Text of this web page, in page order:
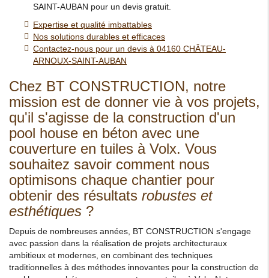
SAINT-AUBAN pour un devis gratuit.
Expertise et qualité imbattables
Nos solutions durables et efficaces
Contactez-nous pour un devis à 04160 CHÂTEAU-
ARNOUX-SAINT-AUBAN
Chez BT CONSTRUCTION, notre
mission est de donner vie à vos projets,
qu'il s'agisse de la construction d'un
pool house en béton avec une
couverture en tuiles à Volx. Vous
souhaitez savoir comment nous
optimisons chaque chantier pour
obtenir des résultats robustes et
esthétiques ?
Depuis de nombreuses années, BT CONSTRUCTION s'engage
avec passion dans la réalisation de projets architecturaux
ambitieux et modernes, en combinant des techniques
traditionnelles à des méthodes innovantes pour la construction de